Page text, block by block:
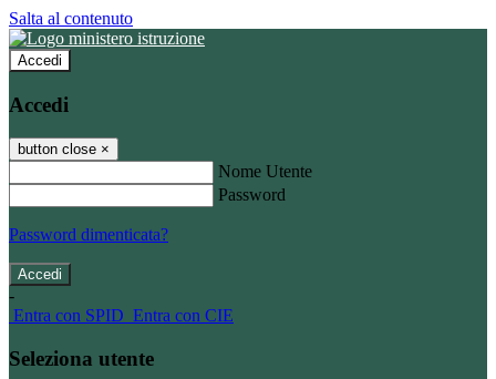
Salta al contenuto
Accedi
Accedi
button close ×
Nome Utente
Password
Password dimenticata?
-
Entra con SPID Entra con CIE
Seleziona utente